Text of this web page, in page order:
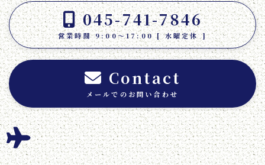
045-741-7846
営業時間 9:00～17:00 [ 水曜定休 ]
Contact
メールでのお問い合わせ